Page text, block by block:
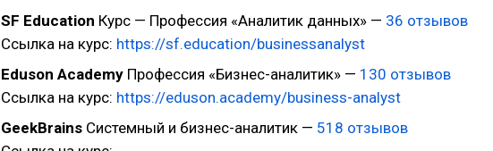
SF Education Курс — Профессия «Аналитик данных» — 36 отзывов
Ссылка на курс: https://sf.education/businessanalyst
Eduson Academy Профессия «Бизнес-аналитик» — 130 отзывов
Ссылка на курс: https://eduson.academy/business-analyst
GeekBrains Системный и бизнес-аналитик — 518 отзывов